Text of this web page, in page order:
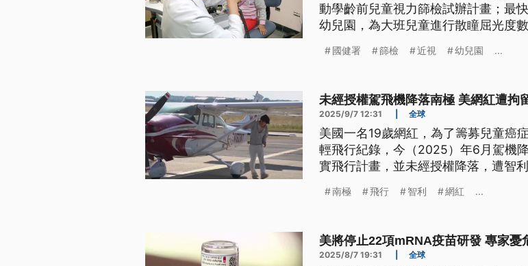
動學齡前兒童視力篩檢試辦計畫；最
幼兒園，為大班兒童進行散瞳屈光度數
國健署 篩檢 近視 幼兒園 ...
未經授權駕飛機降落南極 美網紅遭拘
2025/9/7 12:31 全球
美國一名19歲網紅，為了籌募兒童癌
輕飛行紀錄，今（2025）年6月駕機
實飛行計畫，並未經授權降落，遭智
利。
南極 飛行 智利 網紅 ...
美將停止22項mRNA疫苗研發 專家憂
2025/8/7 19:31 全球